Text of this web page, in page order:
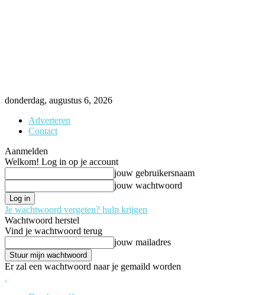
donderdag, augustus 6, 2026
Adverteren
Contact
Aanmelden
Welkom! Log in op je account
jouw gebruikersnaam
jouw wachtwoord
Je wachtwoord vergeten? hulp krijgen
Wachtwoord herstel
Vind je wachtwoord terug
jouw mailadres
Er zal een wachtwoord naar je gemaild worden